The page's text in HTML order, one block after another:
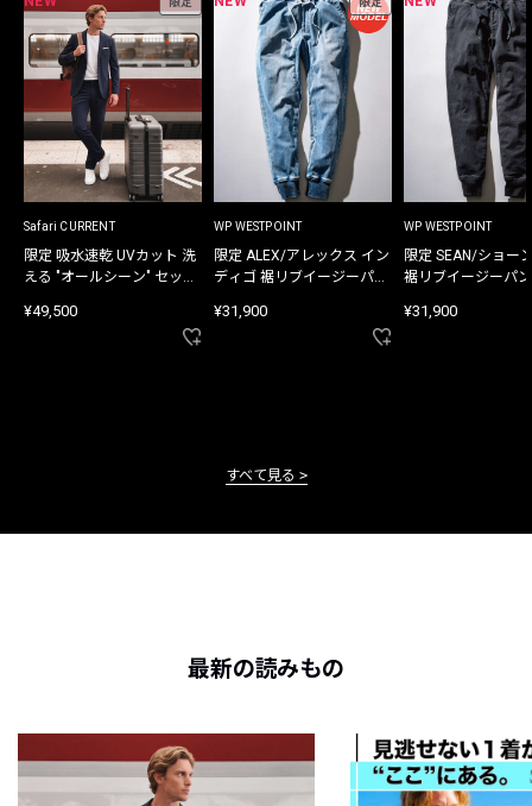
Safari CURRENT
限定 吸水速乾 UVカット 洗
える "オールシーン" セット
¥49,500
WP WESTPOINT
限定 ALEX/アレックス イン
ディゴ 裾リブイージーパン
¥31,900
WP WESTPOINT
限定 SEAN/ショー
裾リブイージーパ
¥31,900
すべて見る
最新の読みもの